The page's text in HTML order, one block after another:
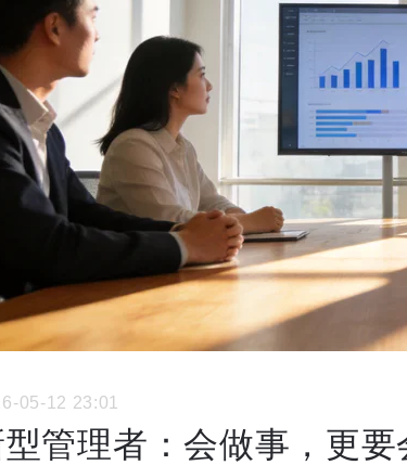
05-12 23:01
管理者：会做事，更要